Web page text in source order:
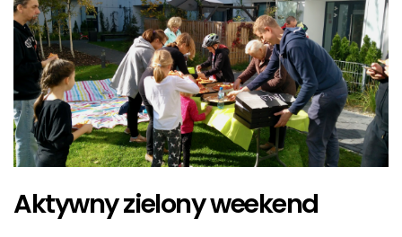
Aktywny zielony weekend